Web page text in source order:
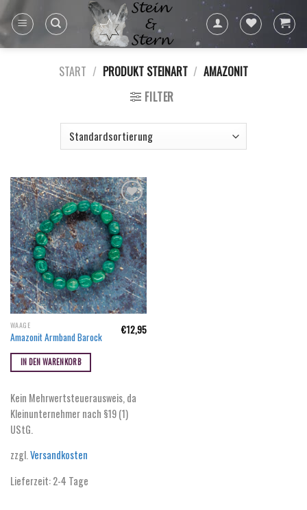
Skip
to
content
START / PRODUKT STEINART / AMAZONIT
FILTER
WAAGE
Amazonit Armband Barock
€12,95
IN DEN WARENKORB
Kein Mehrwertsteuerausweis, da
Kleinunternehmer nach §19 (1)
UStG.
zzgl.Versandkosten
Lieferzeit:2-4 Tage